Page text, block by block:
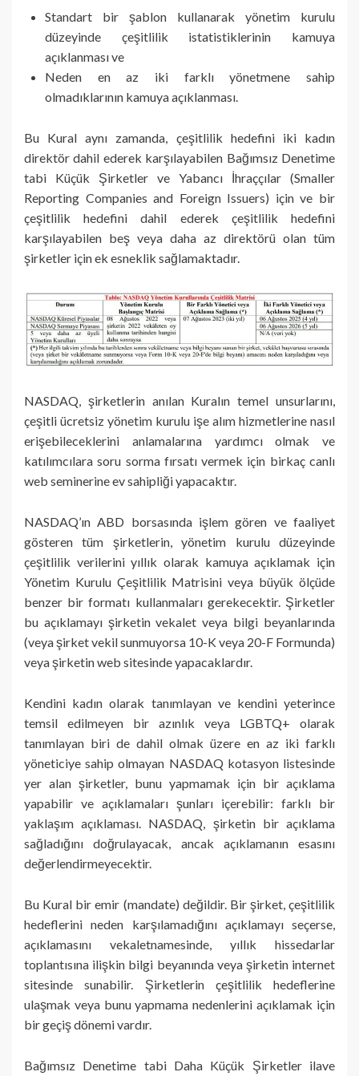
Standart bir şablon kullanarak yönetim kurulu
düzeyinde çeşitlilik istatistiklerinin kamuya
açıklanması ve
Neden en az iki farklı yönetmene sahip
olmadıklarının kamuya açıklanması.
Bu Kural aynı zamanda, çeşitlilik hedefini iki kadın
direktör dahil ederek karşılayabilen Bağımsız Denetime
tabi Küçük Şirketler ve Yabancı İhraççılar (Smaller
Reporting Companies and Foreign Issuers) için ve bir
çeşitlilik hedefini dahil ederek çeşitlilik hedefini
karşılayabilen beş veya daha az direktörü olan tüm
şirketler için ek esneklik sağlamaktadır.
NASDAQ, şirketlerin anılan Kuralın temel unsurlarını,
çeşitli ücretsiz yönetim kurulu işe alım hizmetlerine nasıl
erişebileceklerini anlamalarına yardımcı olmak ve
katılımcılara soru sorma fırsatı vermek için birkaç canlı
web seminerine ev sahipliği yapacaktır.
NASDAQ’ın ABD borsasında işlem gören ve faaliyet
gösteren tüm şirketlerin, yönetim kurulu düzeyinde
çeşitlilik verilerini yıllık olarak kamuya açıklamak için
Yönetim Kurulu Çeşitlilik Matrisini veya büyük ölçüde
benzer bir formatı kullanmaları gerekecektir. Şirketler
bu açıklamayı şirketin vekalet veya bilgi beyanlarında
(veya şirket vekil sunmuyorsa 10-K veya 20-F Formunda)
veya şirketin web sitesinde yapacaklardır.
Kendini kadın olarak tanımlayan ve kendini yeterince
temsil edilmeyen bir azınlık veya LGBTQ+ olarak
tanımlayan biri de dahil olmak üzere en az iki farklı
yöneticiye sahip olmayan NASDAQ kotasyon listesinde
yer alan şirketler, bunu yapmamak için bir açıklama
yapabilir ve açıklamaları şunları içerebilir: farklı bir
yaklaşım açıklaması. NASDAQ, şirketin bir açıklama
sağladığını doğrulayacak, ancak açıklamanın esasını
değerlendirmeyecektir.
Bu Kural bir emir (mandate) değildir. Bir şirket, çeşitlilik
hedeflerini neden karşılamadığını açıklamayı seçerse,
açıklamasını vekaletnamesinde, yıllık hissedarlar
toplantısına ilişkin bilgi beyanında veya şirketin internet
sitesinde sunabilir. Şirketlerin çeşitlilik hedeflerine
ulaşmak veya bunu yapmama nedenlerini açıklamak için
bir geçiş dönemi vardır.
Bağımsız Denetime tabi Daha Küçük Şirketler ilave